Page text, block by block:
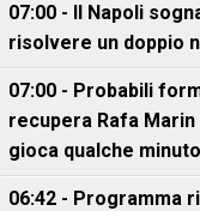
07:00 - Il Napoli
risolvere un doppio
07:00 - Probabili
recupera Rafa
gioca qualche
06:42 - Programma